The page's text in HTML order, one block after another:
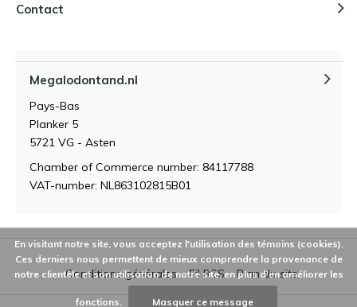
Contact
Megalodontand.nl
Pays-Bas
Planker 5
5721 VG - Asten
Chamber of Commerce number: 84117788
VAT-number: NL863102815B01
Conditions générales Fil RSS Plan du site
En visitant notre site, vous acceptez l'utilisation des témoins (cookies).
Ces derniers nous permettent de mieux comprendre la provenance de
notre clientèle et son utilisation de notre site, en plus d'en améliorer les
fonctions. Masquer ce message